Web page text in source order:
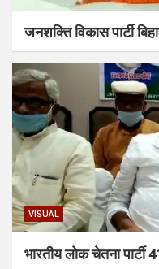
जनशक्ति विकास पार्टी
VISUAL
भारतीय लोक चेतना पार्टी